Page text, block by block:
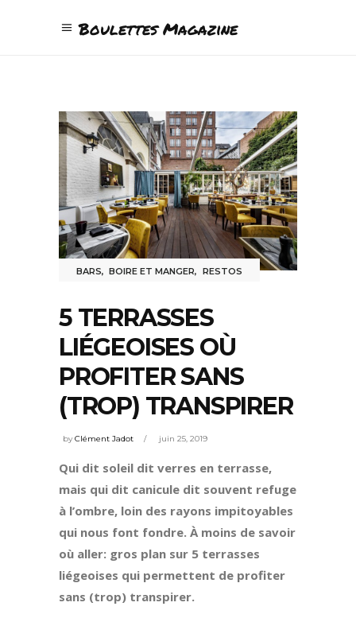
Boulettes Magazine
BARS,BOIRE ET MANGER, RESTOS
5 TERRASSES
LIÉGEOISES OÙ
PROFITER SANS
(TROP) TRANSPIRER
byClément Jadot juin 25, 2019
Qui dit soleil dit verres en terrasse,
mais qui dit canicule dit souvent refuge
à l’ombre, loin des rayons impitoyables
qui nous font fondre. À moins de savoir
où aller: gros plan sur 5 terrasses
liégeoises qui permettent de profiter
sans (trop) transpirer.